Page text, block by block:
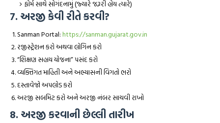
ફોર્મ સાથે સોગંદનામું (જ્યારે જરૂરી હોય ત્યારે)
7. અરજી કેવી રીતે કરવી?
Sanman Portal:https://sanman.gujarat.gov.in
રજીસ્ટ્રેશન કરો અથવા લોગિન કરો
“શિક્ષણ સહાય યોજના” પસંદ કરો
વ્યક્તિગત માહિતી અને અભ્યાસની વિગતો ભરો
દસ્તાવેજો અપલોડ કરો
અરજી સબમિટ કરો અને અરજી નંબર સાચવી રાખો
8. અરજી કરવાની છેલ્લી તારીખ